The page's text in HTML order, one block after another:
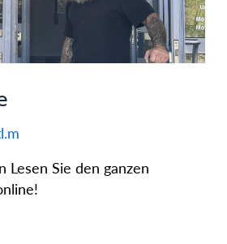
Lesen Sie den ganzen